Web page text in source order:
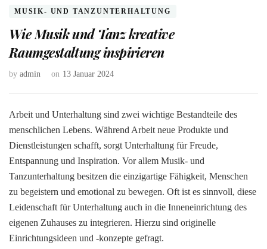
MUSIK- UND TANZUNTERHALTUNG
Wie Musik und Tanz kreative
Raumgestaltung inspirieren
by admin on 13 Januar 2024
Arbeit und Unterhaltung sind zwei wichtige Bestandteile des
menschlichen Lebens. Während Arbeit neue Produkte und
Dienstleistungen schafft, sorgt Unterhaltung für Freude,
Entspannung und Inspiration. Vor allem Musik- und
Tanzunterhaltung besitzen die einzigartige Fähigkeit, Menschen
zu begeistern und emotional zu bewegen. Oft ist es sinnvoll, diese
Leidenschaft für Unterhaltung auch in die Inneneinrichtung des
eigenen Zuhauses zu integrieren. Hierzu sind originelle
Einrichtungsideen und -konzepte gefragt.